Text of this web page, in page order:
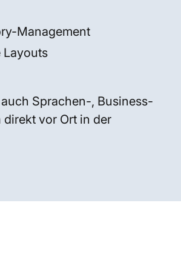
Management
Layouts
Sprachen-, Business-
vor Ort in der